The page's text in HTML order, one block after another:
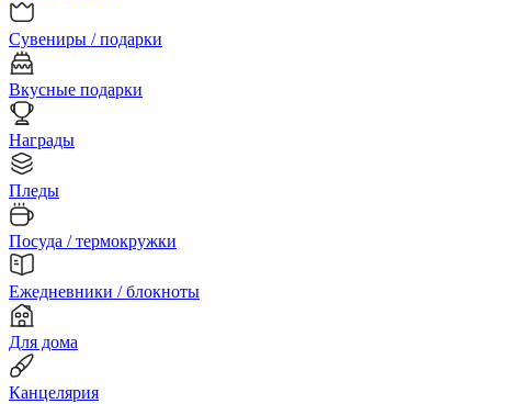
Сувениры / подарки
Вкусные подарки
Награды
Пледы
Посуда / термокружки
Ежедневники / блокноты
Для дома
Канцелярия